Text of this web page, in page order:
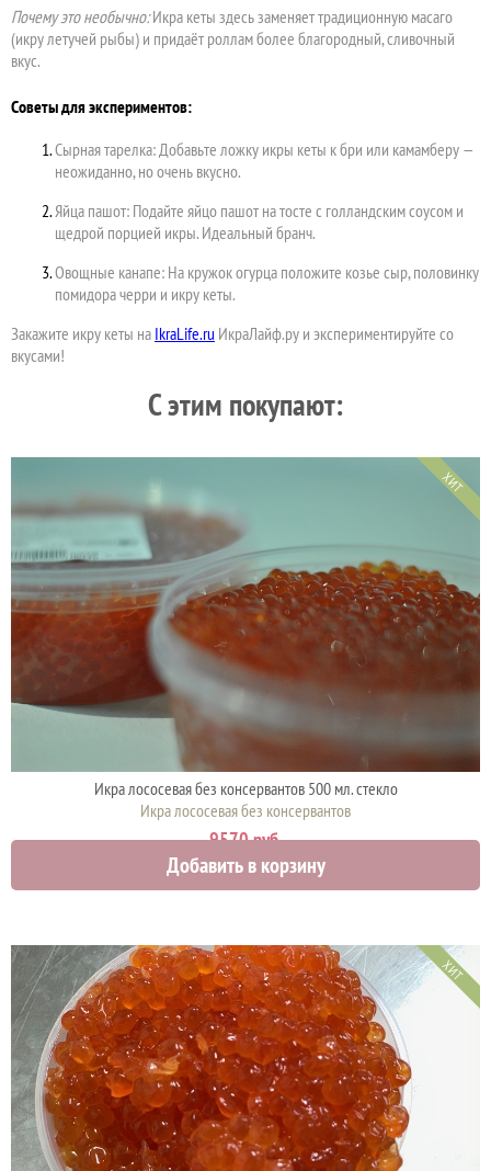
Почему это необычно:Икра кеты здесь заменяет традиционную масаго
(икру летучей рыбы) и придаёт роллам более благородный, сливочный
вкус.
Советы для экспериментов:
Сырная тарелка: Добавьте ложку икры кеты к бри или камамберу —
неожиданно, но очень вкусно.
Яйца пашот: Подайте яйцо пашот на тосте с голландским соусом и
щедрой порцией икры. Идеальный бранч.
Овощные канапе: На кружок огурца положите козье сыр, половинку
помидора черри и икру кеты.
Закажите икру кеты на IkraLife.ru ИкраЛайф.ру и экспериментируйте со
вкусами!
C этим покупают:
ХИТ
Икра лососевая без консервантов 500 мл. стекло
Икра лососевая без консервантов
9570 руб.
Добавить в корзину
ХИТ